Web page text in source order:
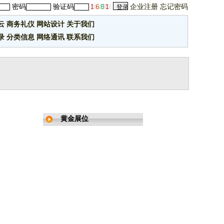
密码 验证码 企业注册 忘记密码
商务礼仪 网站设计 关于我们
分类信息 网络通讯 联系我们
黄金展位